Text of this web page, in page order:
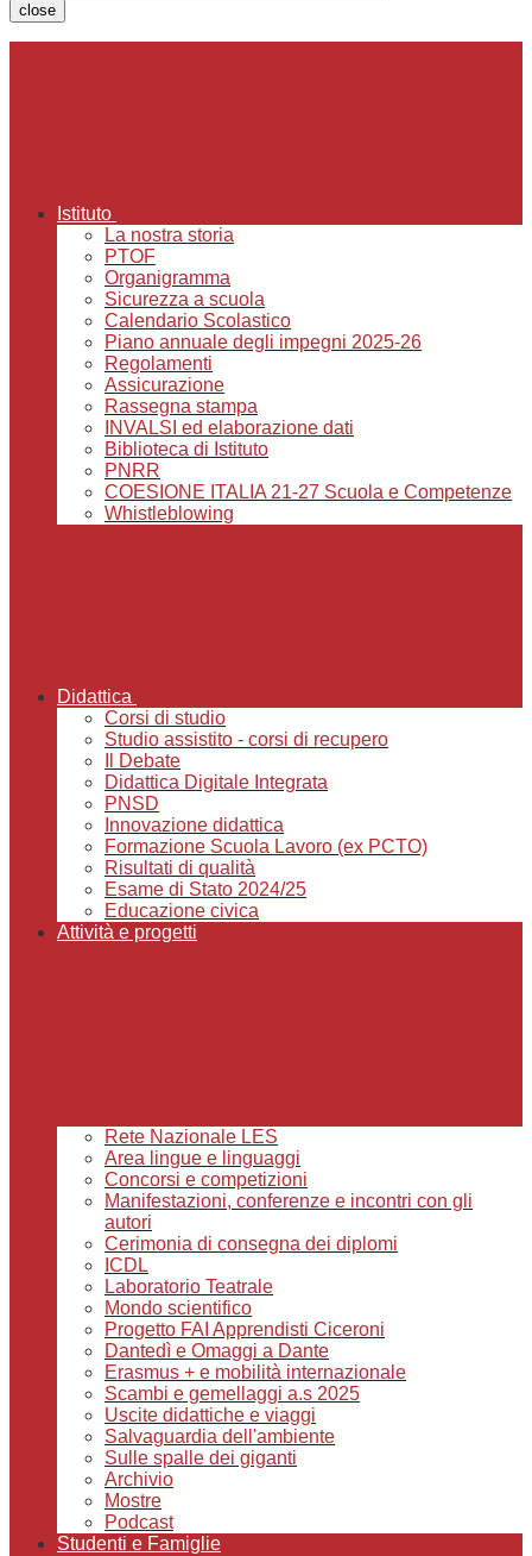
close
Istituto
La nostra storia
PTOF
Organigramma
Sicurezza a scuola
Calendario Scolastico
Piano annuale degli impegni 2025-26
Regolamenti
Assicurazione
Rassegna stampa
INVALSI ed elaborazione dati
Biblioteca di Istituto
PNRR
COESIONE ITALIA 21-27 Scuola e Competenze
Whistleblowing
Didattica
Corsi di studio
Studio assistito - corsi di recupero
Il Debate
Didattica Digitale Integrata
PNSD
Innovazione didattica
Formazione Scuola Lavoro (ex PCTO)
Risultati di qualità
Esame di Stato 2024/25
Educazione civica
Attività e progetti
Rete Nazionale LES
Area lingue e linguaggi
Concorsi e competizioni
Manifestazioni, conferenze e incontri con gli
autori
Cerimonia di consegna dei diplomi
ICDL
Laboratorio Teatrale
Mondo scientifico
Progetto FAI Apprendisti Ciceroni
Dantedì e Omaggi a Dante
Erasmus + e mobilità internazionale
Scambi e gemellaggi a.s 2025
Uscite didattiche e viaggi
Salvaguardia dell'ambiente
Sulle spalle dei giganti
Archivio
Mostre
Podcast
Studenti e Famiglie